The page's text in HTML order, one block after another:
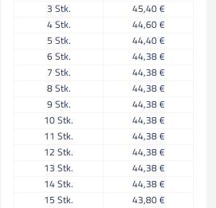
3 Stk.
45,40 €
4Stk.
44,60 €
5 Stk.
44,40 €
6Stk.
44,38 €
7 Stk.
44,38 €
8Stk.
44,38 €
9 Stk.
44,38 €
10Stk.
44,38 €
11 Stk.
44,38 €
12 Stk.
44,38 €
13 Stk.
44,38 €
14Stk.
44,38 €
15 Stk.
43,80 €